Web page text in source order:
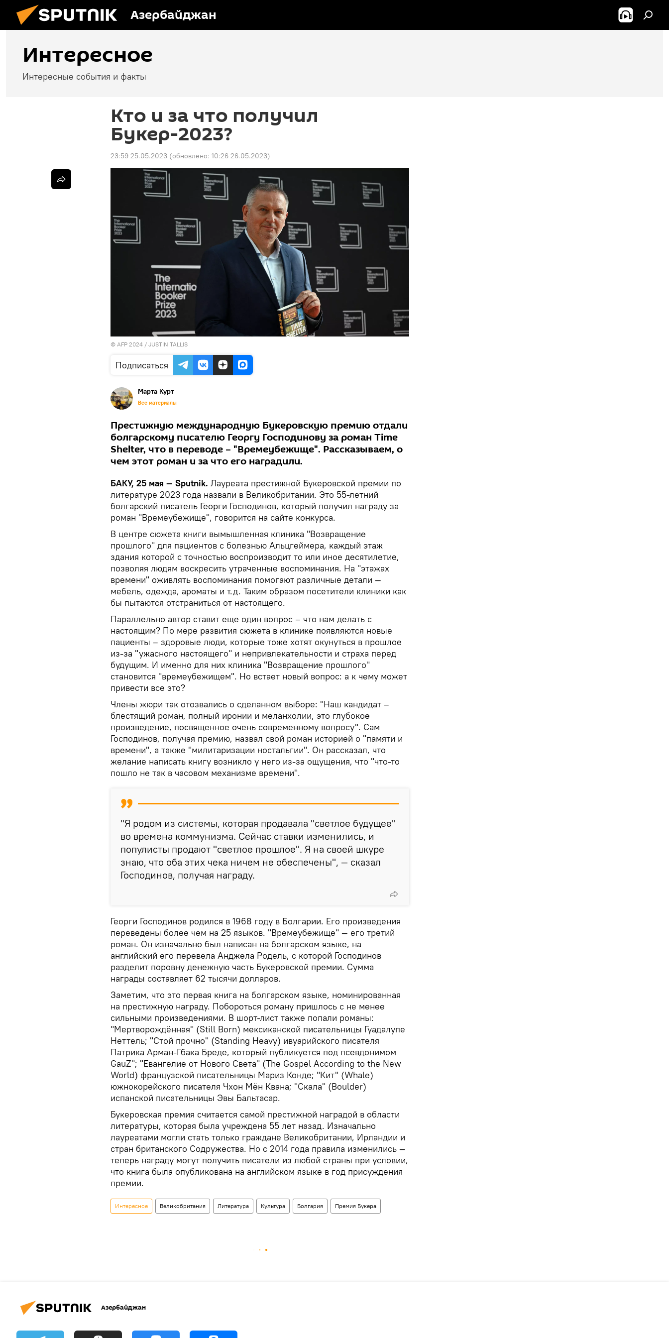
Азербайджан
Интересное
Интересные события и факты
Кто и за что получил
Букер-2023?
23:59 25.05.2023 (обновлено: 10:26 26.05.2023)
© AFP 2024 / JUSTIN TALLIS
Подписаться
Марта Курт
Все материалы
Престижную международную Букеровскую премию отдали
болгарскому писателю Георгу Господинову за роман Time
Shelter, что в переводе – "Времеубежище". Рассказываем, о
чем этот роман и за что его наградили.
БАКУ, 25 мая — Sputnik. Лауреата престижной Букеровской премии по
литературе 2023 года назвали в Великобритании. Это 55-летний
болгарский писатель Георги Господинов, который получил награду за
роман "Времеубежище", говорится на сайте конкурса.
В центре сюжета книги вымышленная клиника "Возвращение
прошлого" для пациентов с болезнью Альцгеймера, каждый этаж
здания которой с точностью воспроизводит то или иное десятилетие,
позволяя людям воскресить утраченные воспоминания. На "этажах
времени" оживлять воспоминания помогают различные детали —
мебель, одежда, ароматы и т.д. Таким образом посетители клиники как
бы пытаются отстраниться от настоящего.
Параллельно автор ставит еще один вопрос – что нам делать с
настоящим? По мере развития сюжета в клинике появляются новые
пациенты – здоровые люди, которые тоже хотят окунуться в прошлое
из-за "ужасного настоящего" и непривлекательности и страха перед
будущим. И именно для них клиника "Возвращение прошлого"
становится "времеубежищем". Но встает новый вопрос: а к чему может
привести все это?
Члены жюри так отозвались о сделанном выборе: "Наш кандидат –
блестящий роман, полный иронии и меланхолии, это глубокое
произведение, посвященное очень современному вопросу". Сам
Господинов, получая премию, назвал свой роман историей о "памяти и
времени", а также "милитаризации ностальгии". Он рассказал, что
желание написать книгу возникло у него из-за ощущения, что "что-то
пошло не так в часовом механизме времени".
"Я родом из системы, которая продавала "светлое будущее"
во времена коммунизма. Сейчас ставки изменились, и
популисты продают "светлое прошлое". Я на своей шкуре
знаю, что оба этих чека ничем не обеспечены", — сказал
Господинов, получая награду.
Георги Господинов родился в 1968 году в Болгарии. Его произведения
переведены более чем на 25 языков. "Времеубежище" — его третий
роман. Он изначально был написан на болгарском языке, на
английский его перевела Анджела Родель, с которой Господинов
разделит поровну денежную часть Букеровской премии. Сумма
награды составляет 62 тысячи долларов.
Заметим, что это первая книга на болгарском языке, номинированная
на престижную награду. Побороться роману пришлось с не менее
сильными произведениями. В шорт-лист также попали романы:
"Мертворождённая" (Still Born) мексиканской писательницы Гуадалупе
Неттель; "Стой прочно" (Standing Heavy) ивуарийского писателя
Патрика Арман-Гбака Бреде, который публикуется под псевдонимом
GauZ"; "Евангелие от Нового Света" (The Gospel According to the New
World) французской писательницы Мариз Конде; "Кит" (Whale)
южнокорейского писателя Чхон Мён Квана; "Скала" (Boulder)
испанской писательницы Эвы Бальтасар.
Букеровская премия считается самой престижной наградой в области
литературы, которая была учреждена 55 лет назад. Изначально
лауреатами могли стать только граждане Великобритании, Ирландии и
стран британского Содружества. Но с 2014 года правила изменились —
теперь награду могут получить писатели из любой страны при условии,
что книга была опубликована на английском языке в год присуждения
премии.
Интересное Великобритания Литература Культура Болгария Премия Букера
Азербайджан